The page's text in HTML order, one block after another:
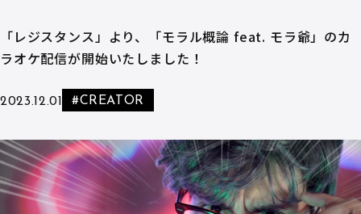
「レジスタンス」より、「モラル概論 feat. モラ爺」のカ
ラオケ配信が開始いたしました！
2023.12.01 #CREATOR